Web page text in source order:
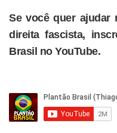
Se você quer ajudar
direita fascista,
Brasil no YouTube.